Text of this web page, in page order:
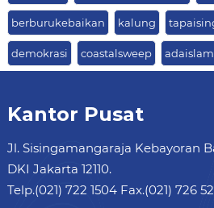
berburukebaikan kalung
demokrasi coastalsweep adaislam
Kantor Pusat
Jl. Sisingamangaraja Kebayoran
DKI Jakarta 12110.
Telp.(021) 722 1504 Fax.(021) 726